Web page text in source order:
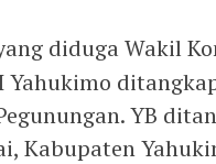
diduga Wakil
Yahukimo
YB
Kabupaten